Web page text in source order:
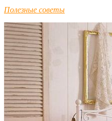
Полезные советы